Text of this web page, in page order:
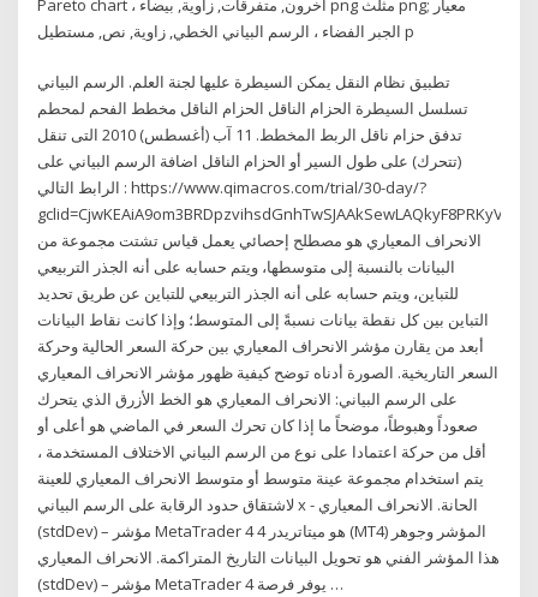
Pareto chart ، آخرون, متفرقات, زاوية, بيضاء png مثلث png; معيار
الجبر الفضاء ، الرسم البياني الخطي, زاوية, نص, مستطيل p
تطبيق نظام النقل يمكن السيطرة عليها لجنة العلم. الرسم البياني
تسلسل السيطرة الحزام الناقل الحزام الناقل مخطط الفحم لمحطم
تدفق حزام ناقل الربط المخطط. 11 آب (أغسطس) 2010 التى تنقل
(تتحرك) على طول السير أو الحزام الناقل اضافة الرسم البياني على
الرابط التالي : https://www.qimacros.com/trial/30-day/?
gclid=CjwKEAiA9om3BRDpzvihsdGnhTwSJAAkSewLAQkyF8PRKyVL
الانحراف المعياري هو مصطلح إحصائي يعمل قياس تشتت مجموعة من
البيانات بالنسبة إلى متوسطها، ويتم حسابه على أنه الجذر التربيعي
للتباين، ويتم حسابه على أنه الجذر التربيعي للتباين عن طريق تحديد
التباين بين كل نقطة بيانات نسبةً إلى المتوسط؛ وإذا كانت نقاط البيانات
أبعد من يقارن مؤشر الانحراف المعياري بين حركة السعر الحالية وحركة
السعر التاريخية. الصورة أدناه توضح كيفية ظهور مؤشر الانحراف المعياري
على الرسم البياني: الانحراف المعياري هو الخط الأزرق الذي يتحرك
صعوداً وهبوطاً، موضحاً ما إذا كان تحرك السعر في الماضي هو أعلى أو
أقل من حركة اعتمادا على نوع من الرسم البياني الاختلاف المستخدمة ،
يتم استخدام مجموعة عينة متوسط أو متوسط الانحراف المعياري للعينة
لاشتقاق حدود الرقابة على الرسم البياني x - الحانة. الانحراف المعياري
(stdDev) – مؤشر MetaTrader 4 هو ميتاتريدر 4 (MT4) المؤشر وجوهر
هذا المؤشر الفني هو تحويل البيانات التاريخ المتراكمة. الانحراف المعياري
(stdDev) – مؤشر MetaTrader 4 يوفر فرصة …